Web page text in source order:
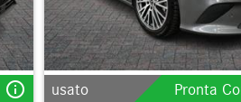
info_outline usato Pronta